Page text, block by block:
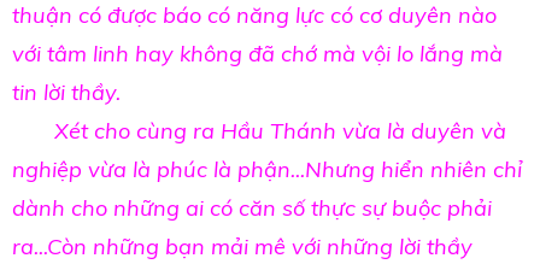
thuận có được báo có năng lực có cơ duyên nào
với tâm linh hay không đã chớ mà vội lo lắng mà
tin lời thầy.
Xét cho cùng ra Hầu Thánh vừa là duyên và
nghiệp vừa là phúc là phận...Nhưng hiển nhiên chỉ
dành cho những ai có căn số thực sự buộc phải
ra...Còn những bạn mải mê với những lời thầy